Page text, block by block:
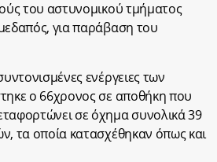
του αστυνομικού τμήματος
για παράβαση του
ενέργειες των
ο 66χρονος σε αποθήκη που
σε όχημα συνολικά 39
τα οποία κατασχέθηκαν όπως και